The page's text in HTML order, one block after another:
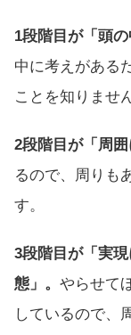
1段階目が「頭の
中に考えがある
ことを知りません
2段階目が「周囲
るので、周りも
す。
3段階目が「実
態」。 やらせて
しているので、